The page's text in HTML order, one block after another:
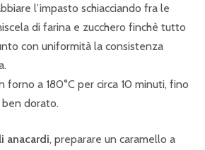
l’impasto schiacciando fra le
di farina e zucchero finchè tutto
con uniformità la consistenza
forno a 180°C per circa 10 minuti, fino
dorato.
anacardi, preparare un caramello a